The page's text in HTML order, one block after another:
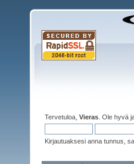
Tervetuloa, Vieras . Ole hyvä
Kirjautuaksesi anna tunnus,